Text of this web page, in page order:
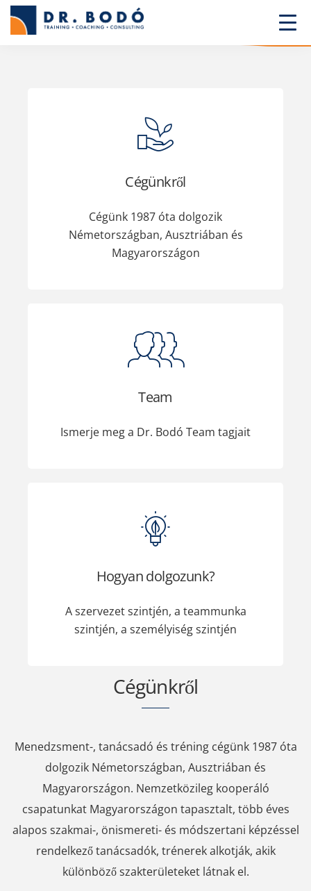
Cégünkről
Cégünk 1987 óta dolgozik
Németországban, Ausztriában és
Magyarországon
Team
Ismerje meg a Dr. Bodó Team tagjait
Hogyan dolgozunk?
A szervezet szintjén, a teammunka
szintjén, a személyiség szintjén
Cégünkről
Menedzsment-, tanácsadó és tréning cégünk 1987 óta
dolgozik Németországban, Ausztriában és
Magyarországon. Nemzetközileg kooperáló
csapatunkat Magyarországon tapasztalt, több éves
alapos szakmai-, önismereti- és módszertani képzéssel
rendelkező tanácsadók, trénerek alkotják, akik
különböző szakterületeket látnak el.